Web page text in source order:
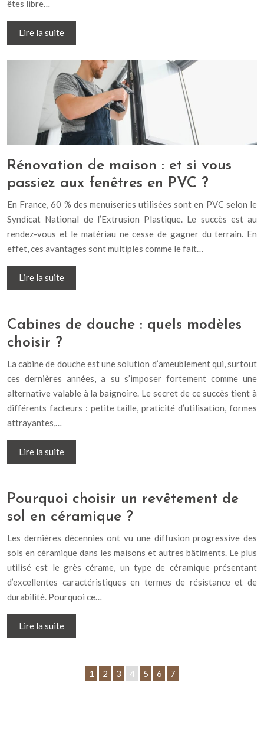
êtes libre…
Lire la suite
Rénovation de maison : et si vous
passiez aux fenêtres en PVC ?
En France, 60 % des menuiseries utilisées sont en PVC selon le
Syndicat National de l’Extrusion Plastique. Le succès est au
rendez-vous et le matériau ne cesse de gagner du terrain. En
effet, ces avantages sont multiples comme le fait…
Lire la suite
Cabines de douche : quels modèles
choisir ?
La cabine de douche est une solution d’ameublement qui, surtout
ces dernières années, a su s’imposer fortement comme une
alternative valable à la baignoire. Le secret de ce succès tient à
différents facteurs : petite taille, praticité d’utilisation, formes
attrayantes,…
Lire la suite
Pourquoi choisir un revêtement de
sol en céramique ?
Les dernières décennies ont vu une diffusion progressive des
sols en céramique dans les maisons et autres bâtiments. Le plus
utilisé est le grès cérame, un type de céramique présentant
d’excellentes caractéristiques en termes de résistance et de
durabilité. Pourquoi ce…
Lire la suite
1 2 3 4 5 6 7